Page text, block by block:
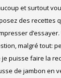
et surtout
des recettes
malgré tout:
je puisse faire la
de jambon en